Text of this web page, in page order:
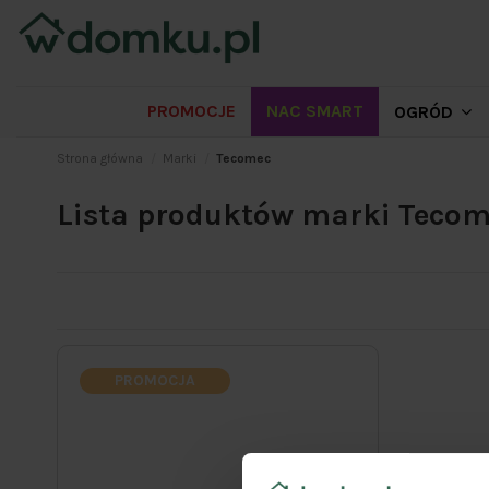
PROMOCJE NAC SMART OGRÓD
Strona główna Marki Tecomec
Lista produktów marki
PROMOCJA